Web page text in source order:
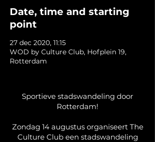
Date, time and starting
point
27 dec 2020, 11:15
WOD by Culture Club, Hofplein 19,
Rotterdam
Sportieve stadswandeling door
Rotterdam!
Zondag 14 augustus organiseert The
Culture Club een stadswandeling